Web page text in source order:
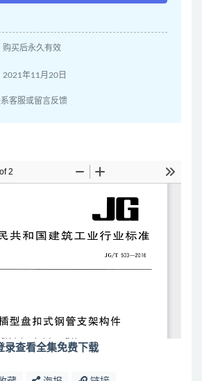
购买后永久有效
2021年11月20日
系客服或留言反馈
录查看全集免费下载